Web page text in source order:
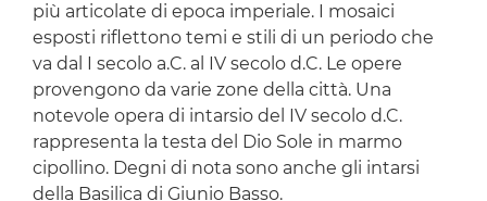
più articolate di epoca imperiale. I mosaici
esposti riflettono temi e stili di un periodo che
va dal I secolo a.C. al IV secolo d.C. Le opere
provengono da varie zone della città. Una
notevole opera di intarsio del IV secolo d.C.
rappresenta la testa del Dio Sole in marmo
cipollino. Degni di nota sono anche gli intarsi
della Basilica di Giunio Basso.